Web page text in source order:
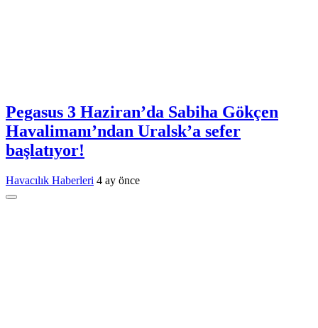
Pegasus 3 Haziran’da Sabiha Gökçen
Havalimanı’ndan Uralsk’a sefer
başlatıyor!
Havacılık Haberleri 4 ay önce